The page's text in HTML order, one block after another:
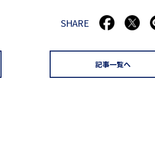
SHARE
記事一覧へ